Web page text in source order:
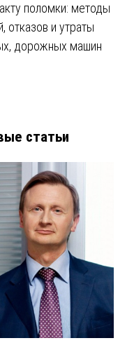
поломки: методы
отказов и утраты
дорожных машин
статьи